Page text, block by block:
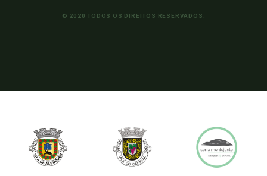
© 2020 TODOS OS DIREITOS RESERVADOS.